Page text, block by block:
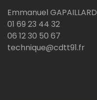
Emmanuel GAPAILLARD
01 69 23 44 32
06 12 30 50 67
technique@cdtt91.fr